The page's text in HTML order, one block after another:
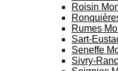
Roisin
Rumes
Sart-
Seneffe
Sivry-